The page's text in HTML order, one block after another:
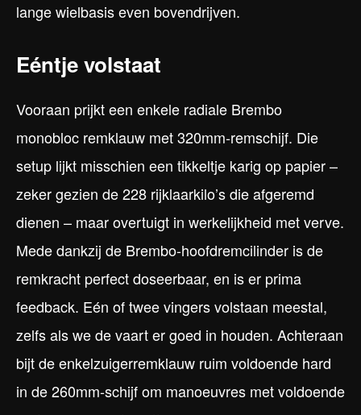
lange wielbasis even bovendrijven.
Eéntje volstaat
Vooraan prijkt een enkele radiale Brembo
monobloc remklauw met 320mm-remschijf. Die
setup lijkt misschien een tikkeltje karig op papier –
zeker gezien de 228 rijklaarkilo’s die afgeremd
dienen – maar overtuigt in werkelijkheid met verve.
Mede dankzij de Brembo-hoofdremcilinder is de
remkracht perfect doseerbaar, en is er prima
feedback. Eén of twee vingers volstaan meestal,
zelfs als we de vaart er goed in houden. Achteraan
bijt de enkelzuigerremklauw ruim voldoende hard
in de 260mm-schijf om manoeuvres met voldoende